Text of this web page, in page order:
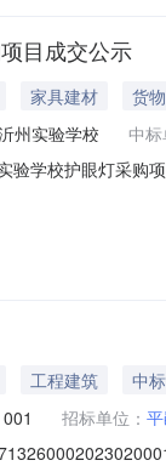
目成交公示
家具建材
货物
州实验学校
中
验学校护眼灯采购
采购项目二、采
工程建筑
中
招标单位：